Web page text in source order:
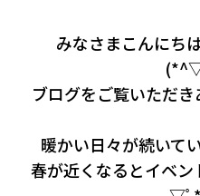
みなさまこんにち
ブログをご覧いただ
暖かい日々が続いて
春が近くなるとイベ